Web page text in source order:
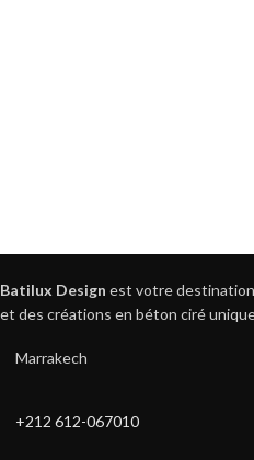
Batilux Design est votre
et des créations en béton ciré
Marrakech
+212 612-067010